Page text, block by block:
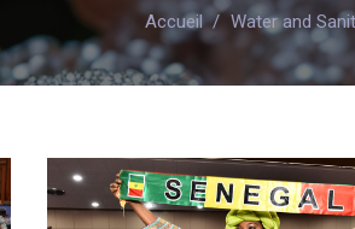
Accueil / Water and